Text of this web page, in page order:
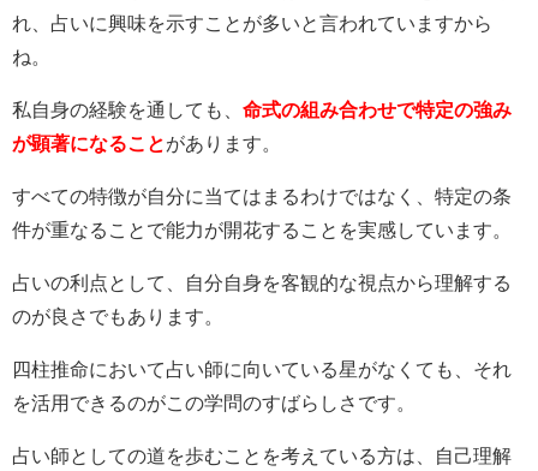
れ、占いに興味を示すことが多いと言われていますから
ね。
私自身の経験を通しても、 命式の組み合わせで特定の強み
が顕著になることがあります。
すべての特徴が自分に当てはまるわけではなく、特定の条
件が重なることで能力が開花することを実感しています。
占いの利点として、自分自身を客観的な視点から理解する
のが良さでもあります。
四柱推命において占い師に向いている星がなくても、それ
を活用できるのがこの学問のすばらしさです。
占い師としての道を歩むことを考えている方は、自己理解